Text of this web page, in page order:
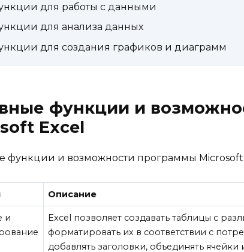
для работы с данными
для анализа данных
для создания графиков и диаграмм
функции и
Excel
функции и возможности программы Microsoft
Описание
и
Excel позволяет создавать таблицы с
форматировать их в соответствии с
добавлять заголовки, объединять ячейки